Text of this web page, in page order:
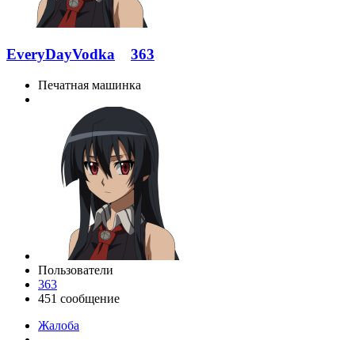
EveryDayVodka 363
Печатная машинка
Пользователи
363
451 сообщение
Жалоба